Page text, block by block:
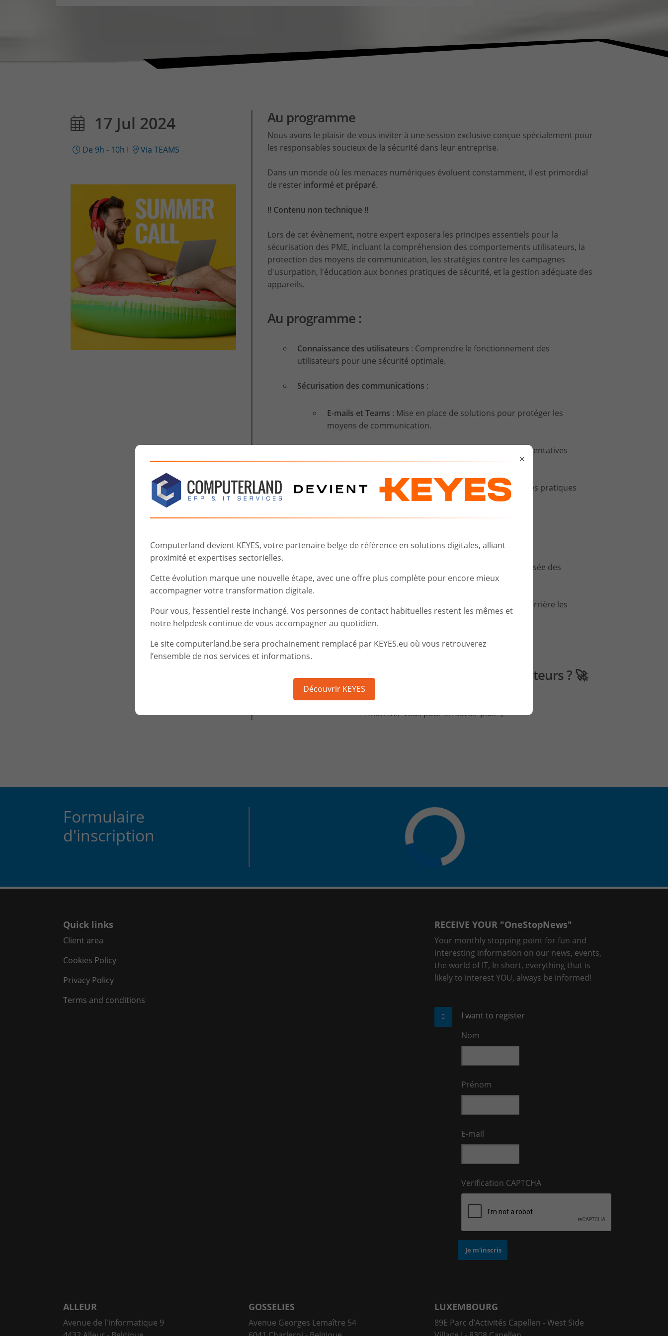
×
Computerland devient KEYES, votre partenaire belge de référence en solutions digitales, alliant
proximité et expertises sectorielles.
Cette évolution marque une nouvelle étape, avec une offre plus complète pour encore mieux
accompagner votre transformation digitale.
Pour vous, l’essentiel reste inchangé. Vos personnes de contact habituelles restent les mêmes et
notre helpdesk continue de vous accompagner au quotidien.
Le site computerland.be sera prochainement remplacé par KEYES.eu où vous retrouverez
l’ensemble de nos services et informations.
Découvrir KEYES
17 Jul 2024
De 9h - 10h I Via TEAMS
Au programme
Nous avons le plaisir de vous inviter à une session exclusive conçue spécialement pour
les responsables soucieux de la sécurité dans leur entreprise.
Dans un monde où les menaces numériques évoluent constamment, il est primordial
de rester informé et préparé.
!! Contenu non technique !!
Lors de cet évènement, notre expert exposera les principes essentiels pour la
sécurisation des PME, incluant la compréhension des comportements utilisateurs, la
protection des moyens de communication, les stratégies contre les campagnes
d'usurpation, l'éducation aux bonnes pratiques de sécurité, et la gestion adéquate des
appareils.
Au programme :
Connaissance des utilisateurs : Comprendre le fonctionnement des
utilisateurs pour une sécurité optimale.
Sécurisation des communications :
E-mails et Teams : Mise en place de solutions pour protéger les
moyens de communication.
: Stratégies pour contrer les tentatives
de phishing et d’usurpation.
Formation: Éducation des utilisateurs sur les meilleures pratiques
Gestion des périphériques
: Importance de la gestion sécurisée des
appareils contenant des informations de la société.
: Explication du ‘pourquoi’ au ‘comment’ derrière les
politiques de gestion des appareils.
Vous voulez assurer la sécurité de vos utilisateurs ? 🚀
👇 Inscrivez-vous pour en savoir plus 👇
Formulaire
d'inscription
Quick links
Client area
Cookies Policy
Privacy Policy
Terms and conditions
RECEIVE YOUR "OneStopNews"
Your monthly stopping point for fun and
interesting information on our news, events,
the world of IT, In short, everything that is
likely to interest YOU, always be informed!
I want to register
Nom
Prénom
E-mail
Verification CAPTCHA
ALLEUR
Avenue de l'informatique 9
GOSSELIES
Avenue Georges Lemaître 54
LUXEMBOURG
89E Parc d’Activités Capellen - West Side